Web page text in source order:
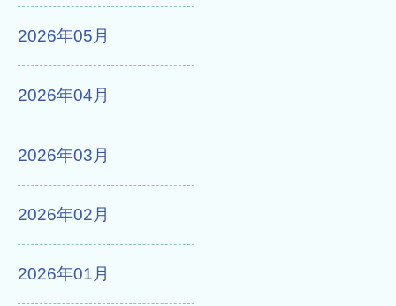
2026年05月
2026年04月
2026年03月
2026年02月
2026年01月